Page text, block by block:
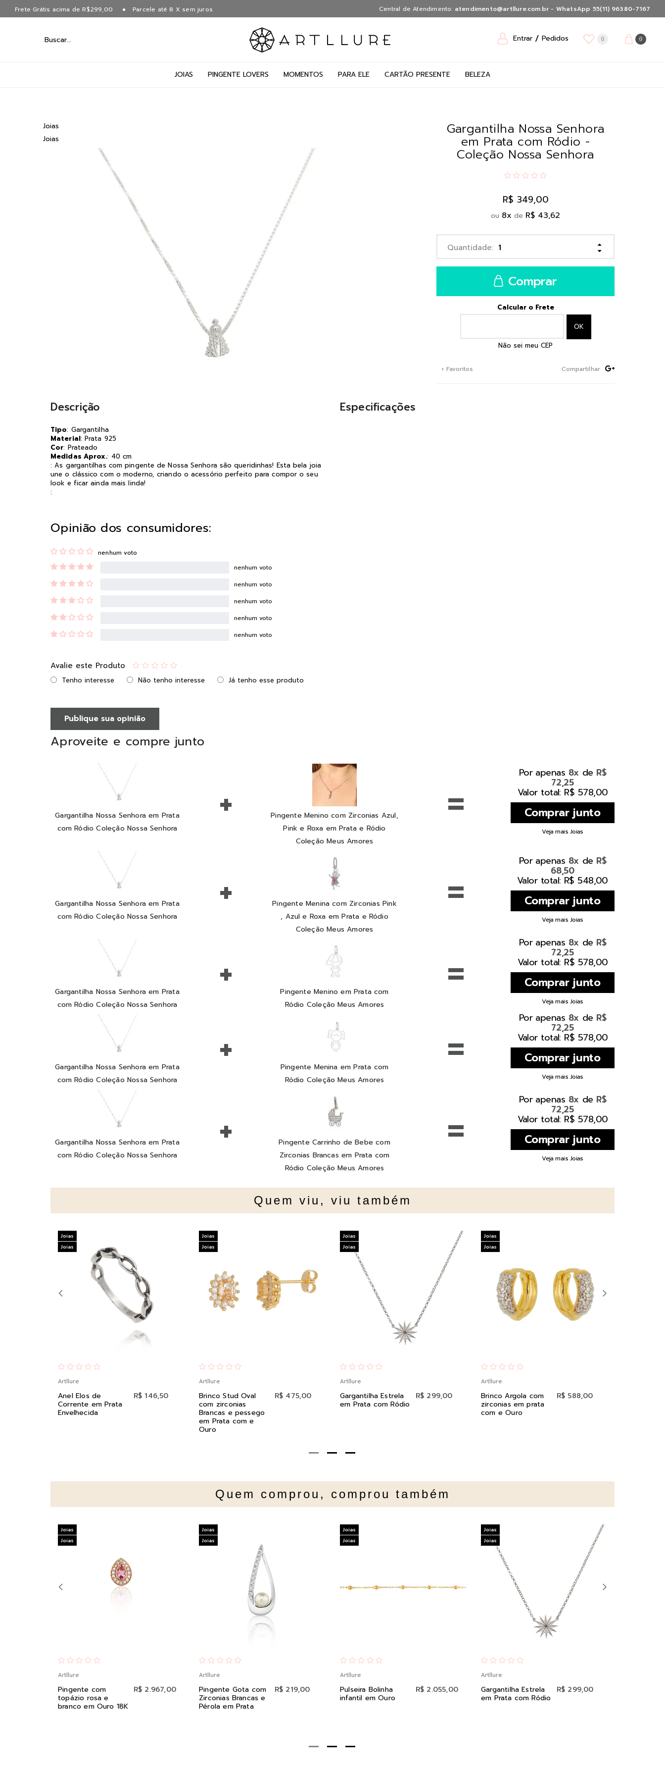
Frete Grátis acima de R$299,00 Parcele até 8 X sem juros Central de Atendimento: atendimento@artllure.com.br - WhatsApp 55(11) 96380-7167
Entrar Pedidos 0 0
JOIAS PINGENTE LOVERS MOMENTOS PARA ELE CARTÃO PRESENTE BELEZA
Joias
Joias
Gargantilha Nossa Senhora
em Prata com Ródio -
Coleção Nossa Senhora
R$ 349,00
ou 8x de R$ 43,62
Comprar
Calcular o Frete
Não sei meu CEP
+ Favoritos Compartilhar
Descrição
Tipo: Gargantilha
Material: Prata 925
Cor: Prateado
Medidas Aprox.: 40 cm
: As gargantilhas com pingente de Nossa Senhora são queridinhas! Esta bela joia
une o clássico com o moderno, criando o acessório perfeito para compor o seu
look e ficar ainda mais linda!
:
Especificações
Opinião dos consumidores:
nenhum voto
nenhum voto
nenhum voto
nenhum voto
nenhum voto
nenhum voto
Avalie este Produto
Tenho interesse Não tenho interesse Já tenho esse produto
Publique sua opinião
Aproveite e compre junto
Gargantilha Nossa Senhora em Prata
com Ródio Coleção Nossa Senhora
+
Pingente Menino com Zirconias Azul,
Pink e Roxa em Prata e Ródio
Coleção Meus Amores
=
Por apenas 8x de R$
72,25
Valor total: R$ 578,00
Veja mais Joias
Gargantilha Nossa Senhora em Prata
com Ródio Coleção Nossa Senhora
+
Pingente Menina com Zirconias Pink
, Azul e Roxa em Prata e Ródio
Coleção Meus Amores
=
Por apenas 8x de R$
68,50
Valor total: R$ 548,00
Veja mais Joias
Gargantilha Nossa Senhora em Prata
com Ródio Coleção Nossa Senhora
+
Pingente Menino em Prata com
Ródio Coleção Meus Amores
=
Por apenas 8x de R$
72,25
Valor total: R$ 578,00
Veja mais Joias
Gargantilha Nossa Senhora em Prata
com Ródio Coleção Nossa Senhora
+
Pingente Menina em Prata com
Ródio Coleção Meus Amores
=
Por apenas 8x de R$
72,25
Valor total: R$ 578,00
Veja mais Joias
Gargantilha Nossa Senhora em Prata
com Ródio Coleção Nossa Senhora
+
Pingente Carrinho de Bebe com
Zirconias Brancas em Prata com
Ródio Coleção Meus Amores
=
Por apenas 8x de R$
72,25
Valor total: R$ 578,00
Veja mais Joias
Quem viu, viu também
Artllure
Anel Elos de
Corrente em Prata
Envelhecida
R$ 146,50
Joias
Joias
Artllure
Brinco Stud Oval
com zirconias
Brancas e pessego
em Prata com e
Ouro
R$ 475,00
Joias
Joias
Artllure
Gargantilha Estrela
em Prata com Ródio
R$ 299,00
Joias
Joias
Artllure
Brinco Argola com
zirconias em prata
com e Ouro
R$ 588,00
Joias
Joias
Quem comprou, comprou também
Artllure
Pingente com
topázio rosa e
branco em Ouro 18K
R$ 2.967,00
Joias
Joias
Artllure
Pingente Gota com
Zirconias Brancas e
Pérola em Prata
R$ 219,00
Joias
Joias
Artllure
Pulseira Bolinha
infantil em Ouro
R$ 2.055,00
Joias
Joias
Artllure
Gargantilha Estrela
em Prata com Ródio
R$ 299,00
Joias
Joias